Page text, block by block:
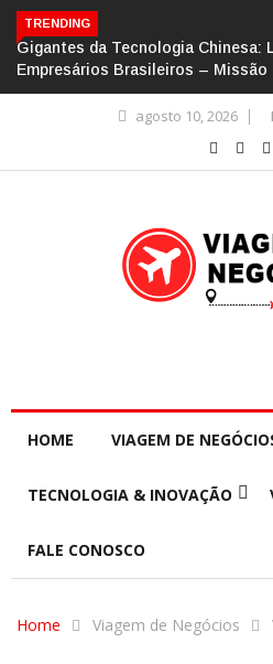
TRENDING
Gigantes da Tecnologia Chinesa:
Empresários Brasileiros – Missão
agosto 10, 2026
HOME VIAGEM DE
TECNOLOGIA & INOVAÇÃO
FALE CONOSCO
Home Viagem de Negócios